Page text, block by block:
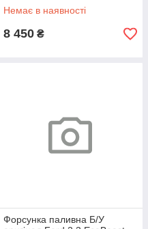
Немає в наявності
8 450 ₴
Форсунка паливна Б/У